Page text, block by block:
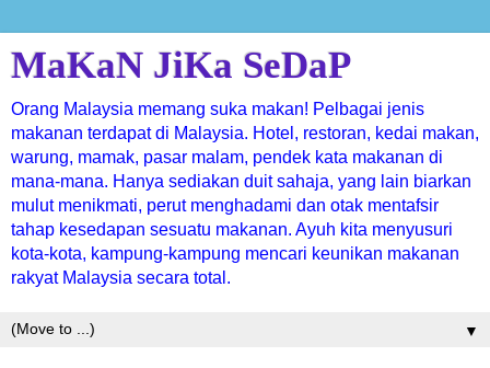
MaKaN JiKa SeDaP
Orang Malaysia memang suka makan! Pelbagai jenis
makanan terdapat di Malaysia. Hotel, restoran, kedai makan,
warung, mamak, pasar malam, pendek kata makanan di
mana-mana. Hanya sediakan duit sahaja, yang lain biarkan
mulut menikmati, perut menghadami dan otak mentafsir
tahap kesedapan sesuatu makanan. Ayuh kita menyusuri
kota-kota, kampung-kampung mencari keunikan makanan
rakyat Malaysia secara total.
▼